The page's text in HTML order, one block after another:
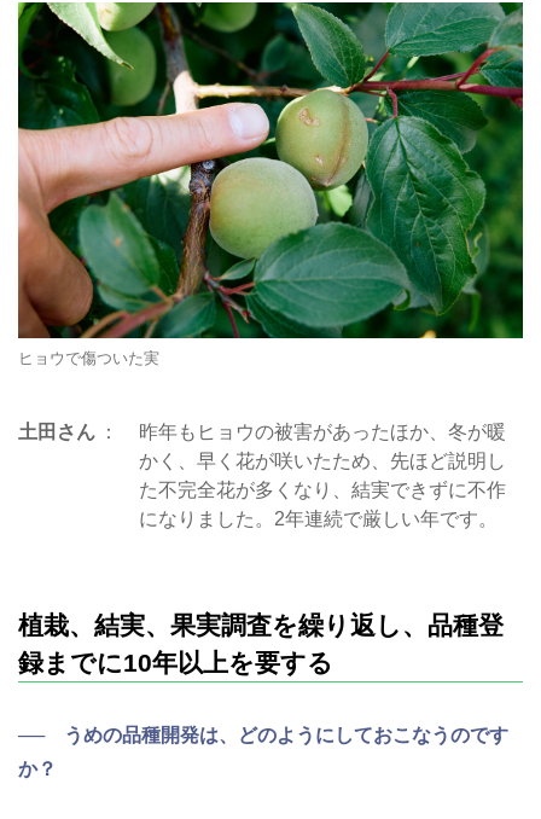
ヒョウで傷ついた実
土田さん
昨年もヒョウの被害があったほか、冬が暖
かく、早く花が咲いたため、先ほど説明し
た不完全花が多くなり、結実できずに不作
になりました。2年連続で厳しい年です。
植栽、結実、果実調査を繰り返し、品種登
録までに10年以上を要する
── うめの品種開発は、どのようにしておこなうのです
か？